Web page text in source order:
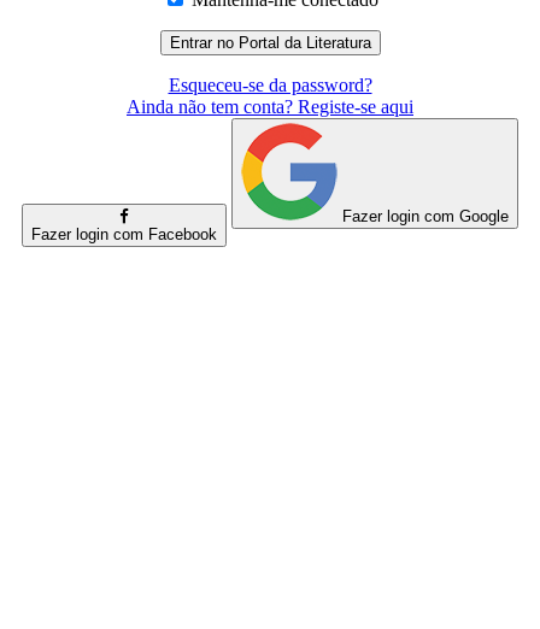
Esqueceu-se da password?
Ainda não tem conta? Registe-se aqui
Fazer login com Facebook
Fazer login com Google